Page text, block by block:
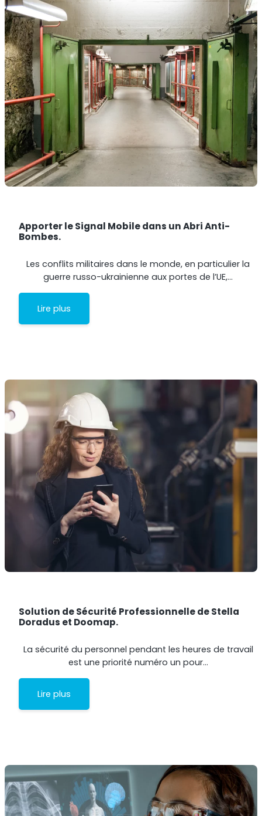
Apporter le Signal Mobile dans un Abri Anti-
Bombes.
Les conflits militaires dans le monde, en particulier la
guerre russo-ukrainienne aux portes de l’UE,…
Lire plus
Solution de Sécurité Professionnelle de Stella
Doradus et Doomap.
La sécurité du personnel pendant les heures de travail
est une priorité numéro un pour…
Lire plus